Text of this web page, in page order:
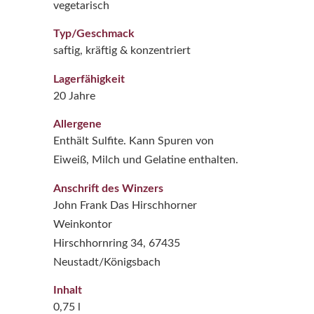
vegetarisch
Typ/Geschmack
saftig, kräftig & konzentriert
Lagerfähigkeit
20 Jahre
Allergene
Enthält Sulfite. Kann Spuren von
Eiweiß, Milch und Gelatine enthalten.
Anschrift des Winzers
John Frank Das Hirschhorner
Weinkontor
Hirschhornring 34, 67435
Neustadt/Königsbach
Inhalt
0,75 l